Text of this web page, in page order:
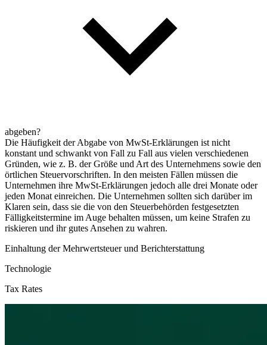
abgeben?
Die Häufigkeit der Abgabe von MwSt-Erklärungen ist nicht
konstant und schwankt von Fall zu Fall aus vielen verschiedenen
Gründen, wie z. B. der Größe und Art des Unternehmens sowie den
örtlichen Steuervorschriften. In den meisten Fällen müssen die
Unternehmen ihre MwSt-Erklärungen jedoch alle drei Monate oder
jeden Monat einreichen. Die Unternehmen sollten sich darüber im
Klaren sein, dass sie die von den Steuerbehörden festgesetzten
Fälligkeitstermine im Auge behalten müssen, um keine Strafen zu
riskieren und ihr gutes Ansehen zu wahren.
Einhaltung der Mehrwertsteuer und Berichterstattung
Technologie
Tax Rates